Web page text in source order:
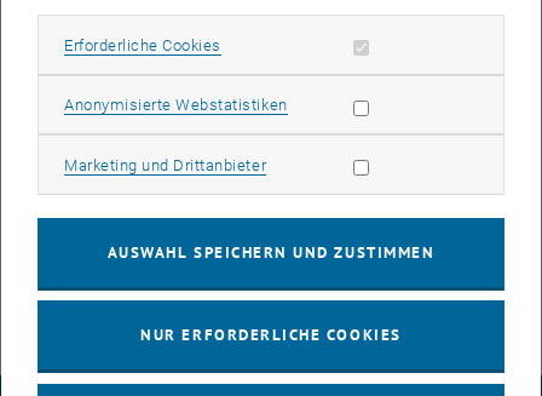
Telefon:+43 1 58801 23301Eszter Szunyoghne Balas
E-MAIL AN ESZTER SZUNYOGHNE BALAS SENDEN
E-MAIL SENDEN
Karlsplatz 13/E230-03, 1040 Wien, Österreich
Erforderliche Cookies Erforderliche Cookies zulassen
Anonymisierte WebstatistikenStatistik Cookies zulassen
Marketing und DrittanbieterMarketing Cookies zulassen
AUSWAHL SPEICHERN UND ZUSTIMMEN
NUR ERFORDERLICHE COOKIES